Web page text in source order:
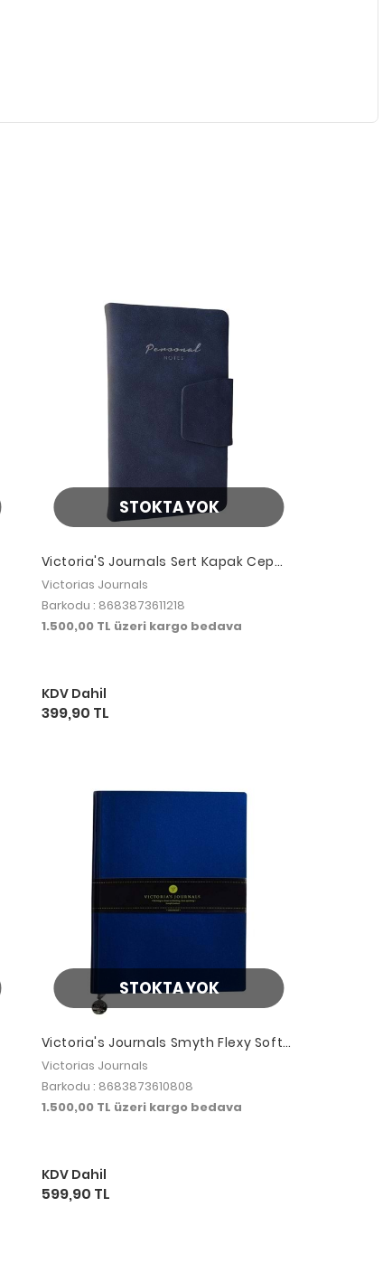
STOKTA YOK
Victoria'S Journals Sert Kapak Cep
Defteri 96 Yp.80 Gr.Çizgili Dark Blue
Victorias Journals
Barkodu : 8683873611218
1.500,00 TL üzeri kargo bedava
KDV Dahil
399,90 TL
STOKTA YOK
Victoria's Journals Smyth Flexy Soft
Cover Notebook 19x25cm Çizgili Mavi
Victorias Journals
Barkodu : 8683873610808
1.500,00 TL üzeri kargo bedava
KDV Dahil
599,90 TL